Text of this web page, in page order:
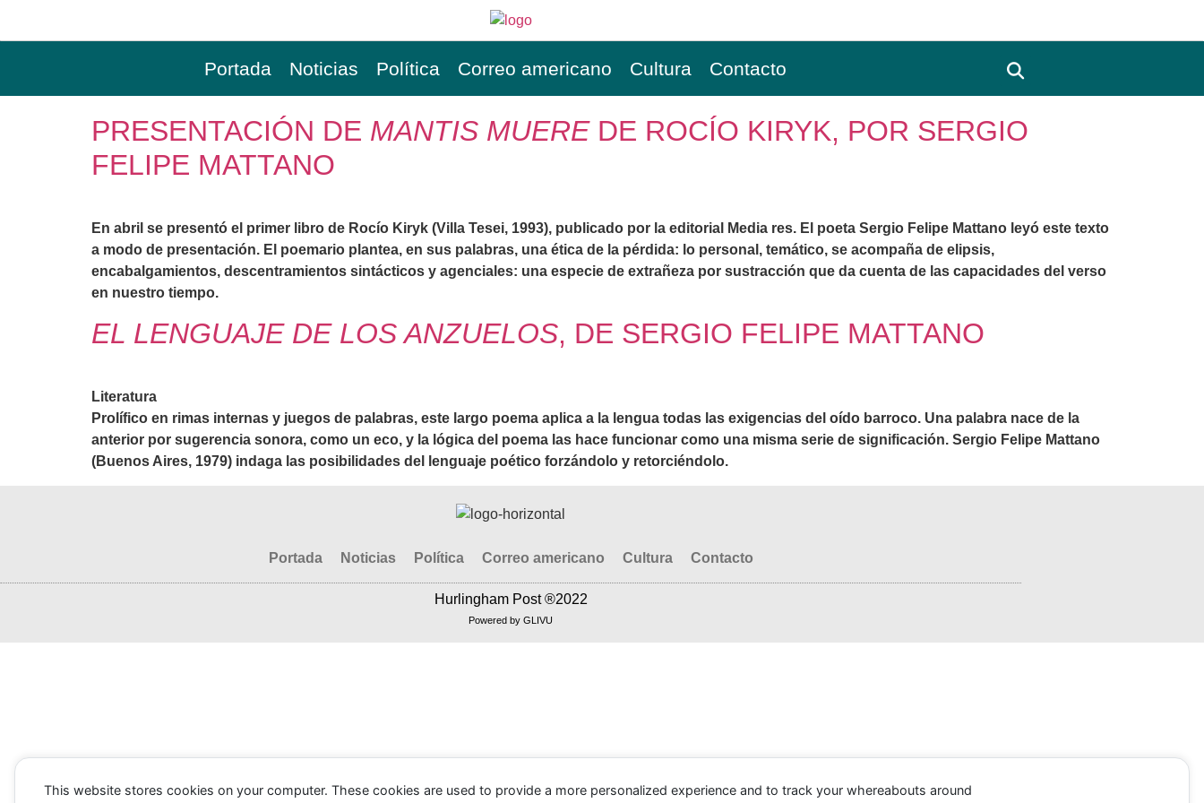
Portada Noticias Política Correo americano Cultura Contacto
PRESENTACIÓN DE MANTIS MUEREDE ROCÍO KIRYK, POR SERGIO
FELIPE MATTANO
En abril se presentó el primer libro de Rocío Kiryk (Villa Tesei, 1993), publicado por la editorial Media res. El poeta Sergio Felipe Mattano leyó este texto
a modo de presentación. El poemario plantea, en sus palabras, una ética de la pérdida: lo personal, temático, se acompaña de elipsis,
encabalgamientos, descentramientos sintácticos y agenciales: una especie de extrañeza por sustracción que da cuenta de las capacidades del verso
en nuestro tiempo.
EL LENGUAJE DE LOS ANZUELOS, DE SERGIO FELIPE MATTANO
Literatura
Prolífico en rimas internas y juegos de palabras, este largo poema aplica a la lengua todas las exigencias del oído barroco. Una palabra nace de la
anterior por sugerencia sonora, como un eco, y la lógica del poema las hace funcionar como una misma serie de significación. Sergio Felipe Mattano
(Buenos Aires, 1979) indaga las posibilidades del lenguaje poético forzándolo y retorciéndolo.
Portada Noticias Política Correo americano Cultura Contacto
Hurlingham Post ®2022
Powered by GLIVU
This website stores cookies on your computer. These cookies are used to provide a more personalized experience and to track your whereabouts around